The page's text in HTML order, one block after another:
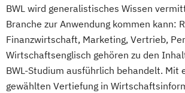
BWL wird generalistisches Wissen
Branche zur Anwendung kommen kann:
Finanzwirtschaft, Marketing, Vertrieb,
Wirtschaftsenglisch gehören zu den
BWL-Studium ausführlich behandelt. Mit
gewählten Vertiefung in